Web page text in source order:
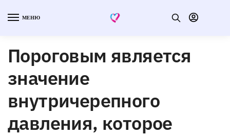
МЕНЮ
Пороговым является
значение
внутричерепного
давления, которое